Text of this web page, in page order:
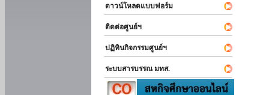
ดาวน์โหลดแบบฟอร์ม
ติดต่อศูนย์ฯ
ปฏิทินกิจกรรมศูนย์ฯ
ระบบสารบรรณ มทส.